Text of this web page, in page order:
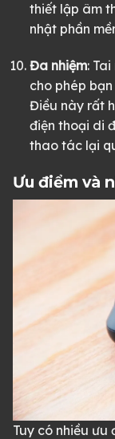
thiết lập âm
nhật phần
Đa nhiệm:
cho phép
Điều này rất
điện thoại di
thao tác lại
Ưu điểm và
Tuy có nhiều ưu